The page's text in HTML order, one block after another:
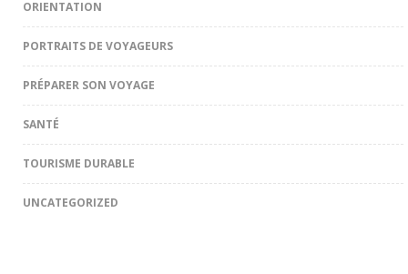
ORIENTATION
PORTRAITS DE VOYAGEURS
PRÉPARER SON VOYAGE
SANTÉ
TOURISME DURABLE
UNCATEGORIZED